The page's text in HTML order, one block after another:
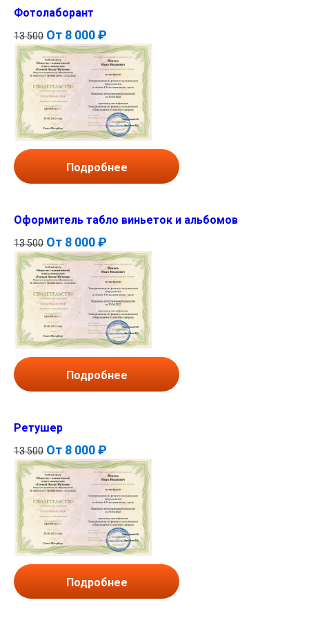
Фотолаборант
13 500 От 8 000 ₽
Подробнее
Оформитель табло виньеток и альбомов
13 500 От 8 000 ₽
Подробнее
Ретушер
13 500 От 8 000 ₽
Подробнее